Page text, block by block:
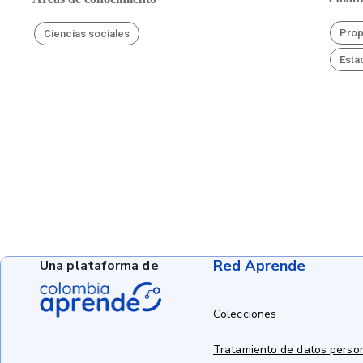
Ciencias sociales
Red Aprende
Colecciones
Tratamiento de datos
Una plataforma de